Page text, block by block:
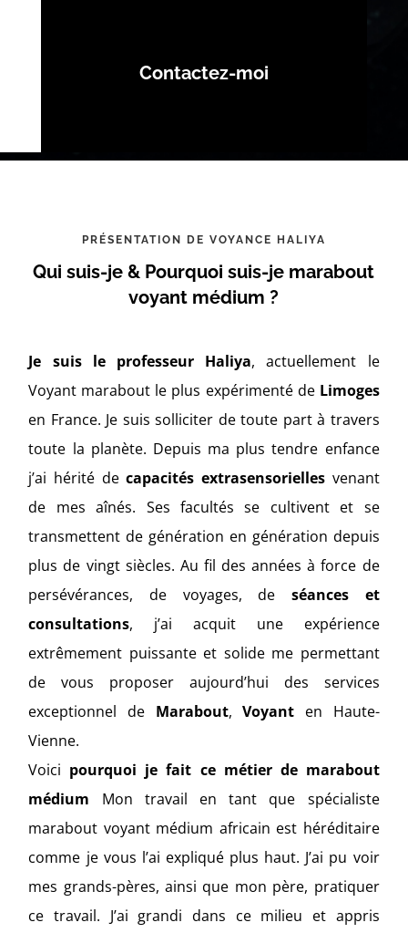
Contactez-moi
PRÉSENTATION DE VOYANCE HALIYA
Qui suis-je & Pourquoi suis-je marabout
voyant médium ?
Je suis le professeur Haliya, actuellement le
Voyant marabout le plus expérimenté de Limoges
en France. Je suis solliciter de toute part à travers
toute la planète. Depuis ma plus tendre enfance
j’ai hérité decapacités extrasensoriellesvenant
de mes aînés. Ses facultés se cultivent et se
transmettent de génération en génération depuis
plus de vingt siècles. Au fil des années à force de
persévérances, de voyages, de séances et
consultations, j’ai acquit une expérience
extrêmement puissante et solide me permettant
de vous proposer aujourd’hui des services
exceptionnel de Marabout,Voyant en Haute-
Vienne.
Voici pourquoi je fait ce métier de marabout
médium Mon travail en tant que spécialiste
marabout voyant médium africain est héréditaire
comme je vous l’ai expliqué plus haut. J’ai pu voir
mes grands-pères, ainsi que mon père, pratiquer
ce travail. J’ai grandi dans ce milieu et appris